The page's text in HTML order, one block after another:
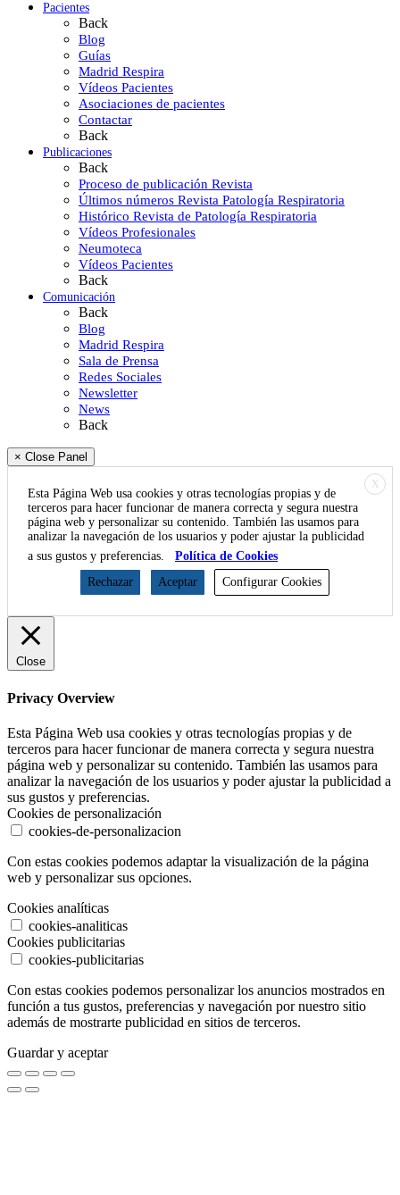
Pacientes
Back
Blog
Guías
Madrid Respira
Vídeos Pacientes
Asociaciones de pacientes
Contactar
Back
Publicaciones
Back
Proceso de publicación Revista
Últimos números Revista Patología Respiratoria
Histórico Revista de Patología Respiratoria
Vídeos Profesionales
Neumoteca
Vídeos Pacientes
Back
Comunicación
Back
Blog
Madrid Respira
Sala de Prensa
Redes Sociales
Newsletter
News
Back
× Close Panel
X
Esta Página Web usa cookies y otras tecnologías propias y de
terceros para hacer funcionar de manera correcta y segura nuestra
página web y personalizar su contenido. También las usamos para
analizar la navegación de los usuarios y poder ajustar la publicidad
a sus gustos y preferencias.
Política de Cookies
Rechazar
Aceptar Configurar Cookies
Close
Privacy Overview
Esta Página Web usa cookies y otras tecnologías propias y de
terceros para hacer funcionar de manera correcta y segura nuestra
página web y personalizar su contenido. También las usamos para
analizar la navegación de los usuarios y poder ajustar la publicidad a
sus gustos y preferencias.
Cookies de personalización
cookies-de-personalizacion
Con estas cookies podemos adaptar la visualización de la página
web y personalizar sus opciones.
Cookies analíticas
cookies-analiticas
Cookies publicitarias
cookies-publicitarias
Con estas cookies podemos personalizar los anuncios mostrados en
función a tus gustos, preferencias y navegación por nuestro sitio
además de mostrarte publicidad en sitios de terceros.
Guardar y aceptar